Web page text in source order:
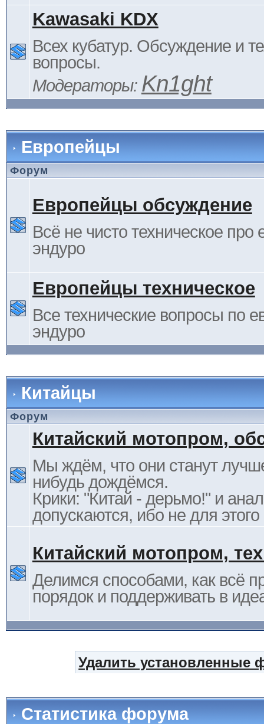
Kawasaki KDX
Всех кубатур. Обсуждение и
вопросы.
Модераторы: Kn1ght
Европейцы
Форум
Европейцы обсуждение
Всё не чисто техническое про
эндуро
Европейцы техническое
Все технические вопросы по
эндуро
Китайцы
Форум
Китайский мотопром,
Мы ждём, что они станут
нибудь дождёмся.
Крики: "Китай - дерьмо!" и
допускаются, ибо не для
Китайский мотопром,
Делимся способами, как всё
порядок и поддерживать в
Удалить установленные
Статистика форума